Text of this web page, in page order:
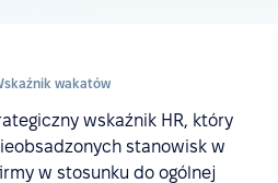
wakatów
wskaźnik HR, który
stanowisk w
w stosunku do ogólnej